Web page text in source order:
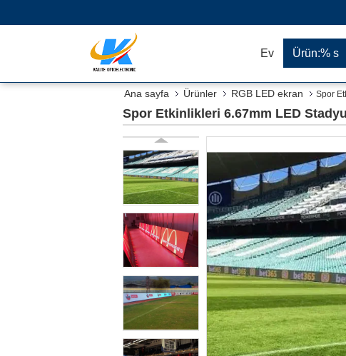
Ev Ürün:% s
Ana sayfa Ürünler RGB LED ekran Spor
Spor Etkinlikleri 6.67mm LED